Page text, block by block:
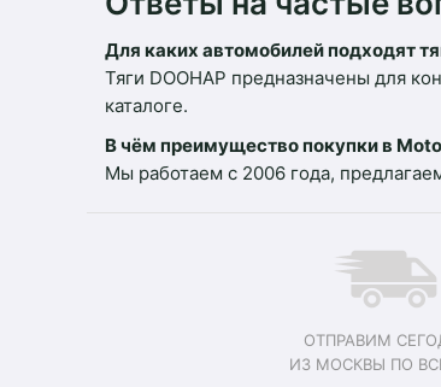
Для каких автомобилей подходят
Тяги DOOHAP предназначены для
каталоге.
В чём преимущество покупки в
Мы работаем с 2006 года,
ОТПРАВИМ
ИЗ МОСКВЫ ПО